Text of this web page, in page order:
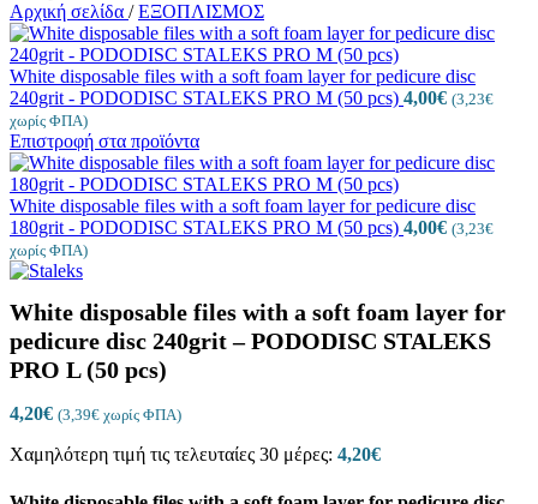
Αρχική σελίδα / ΕΞΟΠΛΙΣΜΟΣ
White disposable files with a soft foam layer for pedicure disc
240grit - PODODISC STALEKS PRO M (50 pcs) 4,00€ (3,23€
χωρίς ΦΠΑ)
Επιστροφή στα προϊόντα
White disposable files with a soft foam layer for pedicure disc
180grit - PODODISC STALEKS PRO M (50 pcs) 4,00€ (3,23€
χωρίς ΦΠΑ)
White disposable files with a soft foam layer for
pedicure disc 240grit – PODODISC STALEKS
PRO L (50 pcs)
4,20€ (3,39€ χωρίς ΦΠΑ)
Χαμηλότερη τιμή τις τελευταίες 30 μέρες: 4,20€